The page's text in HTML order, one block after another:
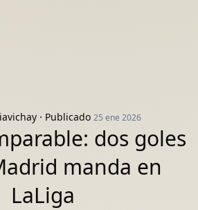
· Publicado 25 ene 2026
dos goles
manda en
LaLiga